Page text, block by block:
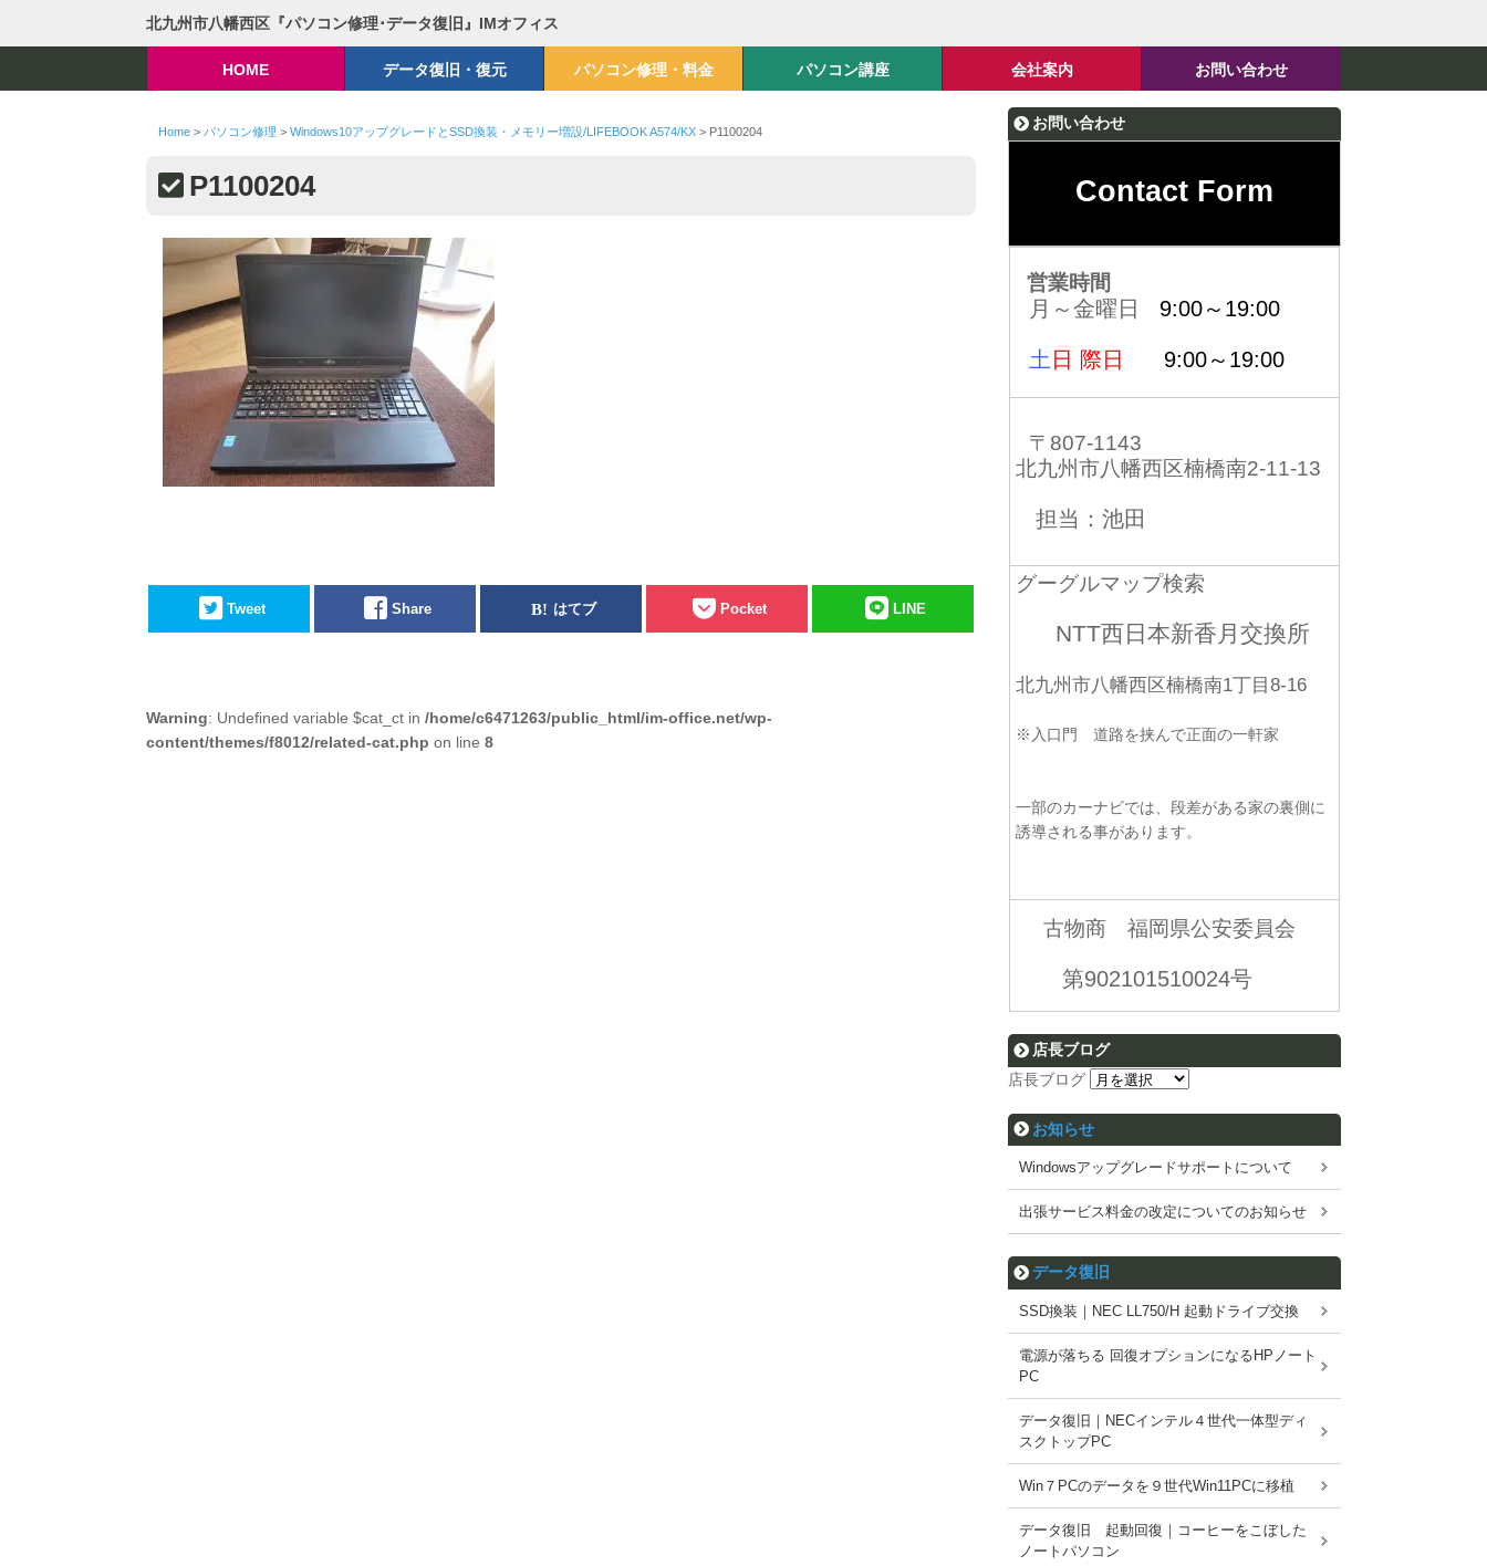
北九州市八幡西区『パソコン修理･データ復旧』IMオフィス
HOME データ復旧・復元 パソコン修理・料金 パソコン講座 会社案内 お問い合わせ
Home> パソコン修理 > Windows10アップグレードとSSD換装・メモリー増設/LIFEBOOK A574/KX> P1100204
P1100204
Tweet Share はてブ Pocket LINE
Warning: Undefined variable $cat_ct in /home/c6471263/public_html/im-office.net/wp-
content/themes/f8012/related-cat.php on line 8
お問い合わせ
Contact Form
営業時間
月～金曜日 9:00～19:00
土 日 際日 9:00～19:00
〒807-1143
北九州市八幡西区楠橋南2-11-13
担当：池田
グーグルマップ検索
NTT西日本新香月交換所
北九州市八幡西区楠橋南1丁目8-16
※入口門 道路を挟んで正面の一軒家
一部のカーナビでは、段差がある家の裏側に
誘導される事があります。
古物商 福岡県公安委員会
第902101510024号
店長ブログ
店長ブログ
お知らせ
Windowsアップグレードサポートについて
出張サービス料金の改定についてのお知らせ
データ復旧
SSD換装｜NEC LL750/H 起動ドライブ交換
電源が落ちる 回復オプションになるHPノート
PC
データ復旧｜NECインテル４世代一体型ディ
スクトップPC
Win７PCのデータを９世代Win11PCに移植
データ復旧 起動回復｜コーヒーをこぼした
ノートパソコン